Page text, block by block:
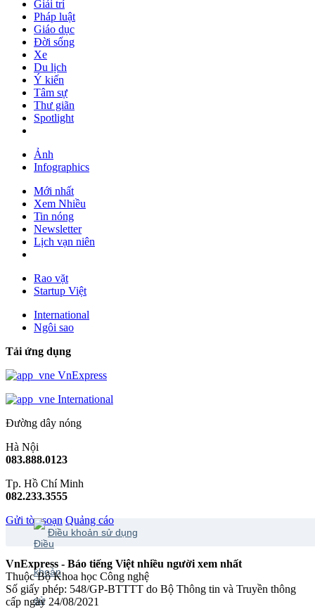
Giải trí
Pháp luật
Giáo dục
Đời sống
Xe
Du lịch
Ý kiến
Tâm sự
Thư giãn
Spotlight
Ảnh
Infographics
Mới nhất
Xem Nhiều
Tin nóng
Newsletter
Lịch vạn niên
Rao vặt
Startup Việt
International
Ngôi sao
Tải ứng dụng
VnExpress
International
Đường dây nóng
Hà Nội
083.888.0123
Tp. Hồ Chí Minh
082.233.3555
Gửi tòa soạn Quảng cáo
Điều khoản sử dụng
VnExpress - Báo tiếng Việt nhiều người xem nhất
Thuộc Bộ Khoa học Công nghệ
Số giấy phép: 548/GP-BTTTT do Bộ Thông tin và Truyền thông
cấp ngày 24/08/2021